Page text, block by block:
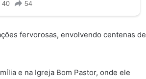
fervorosas, envolvendo centenas de
e na Igreja Bom Pastor, onde ele